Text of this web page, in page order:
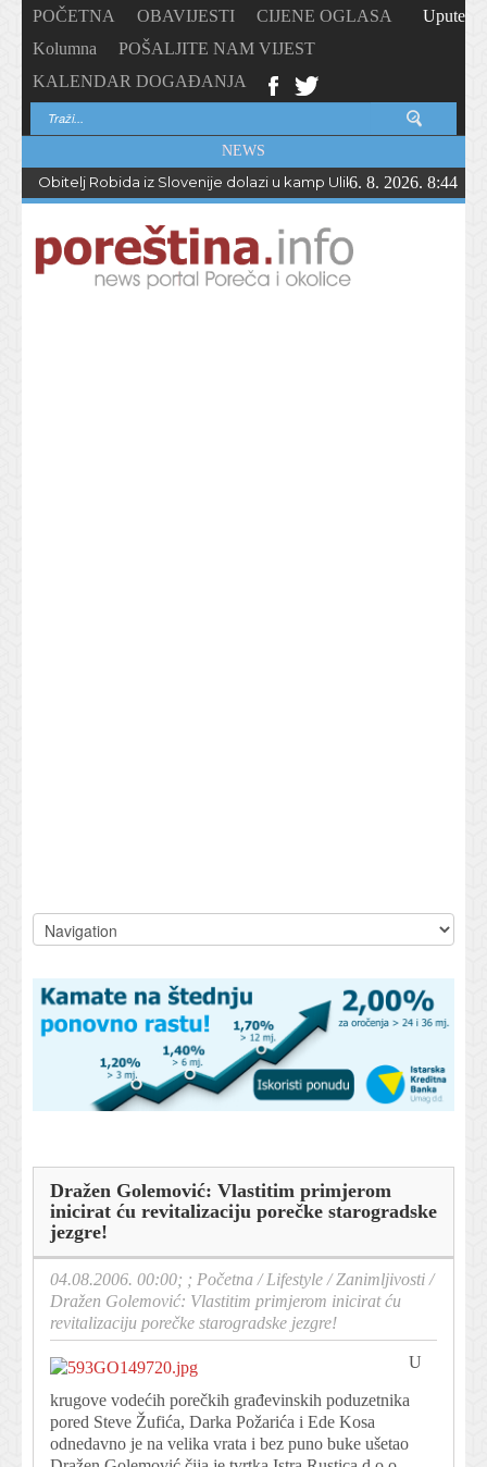
POČETNA OBAVIJESTI
CIJENE OGLASA
Kolumna
POŠALJITE NAM VIJEST
KALENDAR DOGAĐANJA
Upute
NEWS
Obitelj Robida iz Slovenije dolazi u kamp Ulika već 50 godina !
6. 8. 2026. 8:44
Dražen Golemović: Vlastitim primjerom
inicirat ću revitalizaciju porečke starogradske
jezgre!
04.08.2006. 00:00; ; Početna /Lifestyle /Zanimljivosti /
Dražen Golemović: Vlastitim primjerom inicirat ću
revitalizaciju porečke starogradske jezgre!
U
krugove vodećih porečkih građevinskih poduzetnika
pored Steve Žufića, Darka Požarića i Ede Kosa
odnedavno je na velika vrata i bez puno buke ušetao